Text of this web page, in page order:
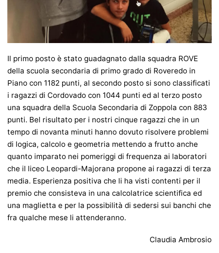
Il primo posto è stato guadagnato dalla squadra ROVE
della scuola secondaria di primo grado di Roveredo in
Piano con 1182 punti, al secondo posto si sono classificati
i ragazzi di Cordovado con 1044 punti ed al terzo posto
una squadra della Scuola Secondaria di Zoppola con 883
punti. Bel risultato per i nostri cinque ragazzi che in un
tempo di novanta minuti hanno dovuto risolvere problemi
di logica, calcolo e geometria mettendo a frutto anche
quanto imparato nei pomeriggi di frequenza ai laboratori
che il liceo Leopardi-Majorana propone ai ragazzi di terza
media. Esperienza positiva che li ha visti contenti per il
premio che consisteva in una calcolatrice scientifica ed
una maglietta e per la possibilità di sedersi sui banchi che
fra qualche mese li attenderanno.
Claudia Ambrosio